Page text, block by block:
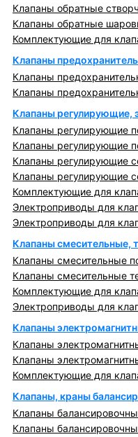
Клапаны обратные
Клапаны обратные
Комплектующие для
Клапаны
Клапаны
Клапаны
Клапаны регулирующие,
Клапаны регулирующие
Клапаны регулирующие
Клапаны регулирующие
Клапаны регулирующие
Комплектующие для
Электроприводы для
Электроприводы для
Клапаны смесительные,
Клапаны смесительные
Клапаны смесительные
Комплектующие для
Электроприводы для
Клапаны
Клапаны
Клапаны
Комплектующие для
Клапаны, краны
Клапаны
Клапаны